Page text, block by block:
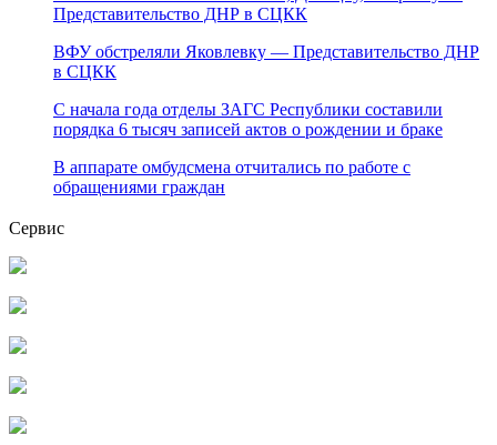
Представительство ДНР в СЦКК
ВФУ обстреляли Яковлевку — Представительство ДНР
в СЦКК
С начала года отделы ЗАГС Республики составили
порядка 6 тысяч записей актов о рождении и браке
В аппарате омбудсмена отчитались по работе с
обращениями граждан
Сервис